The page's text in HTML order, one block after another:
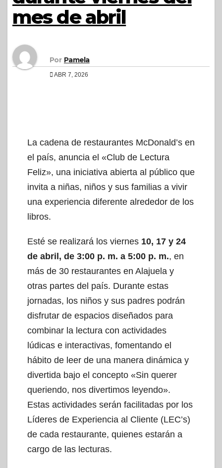
mes de abril
Por Pamela
ABR 7, 2026
La cadena de restaurantes McDonald’s en
el país, anuncia el «Club de Lectura
Feliz», una iniciativa abierta al público que
invita a niñas, niños y sus familias a vivir
una experiencia diferente alrededor de los
libros.
Esté se realizará los viernes 10, 17 y 24
de abril, de 3:00 p. m. a 5:00 p. m., en
más de 30 restaurantes en Alajuela y
otras partes del país. Durante estas
jornadas, los niños y sus padres podrán
disfrutar de espacios diseñados para
combinar la lectura con actividades
lúdicas e interactivas, fomentando el
hábito de leer de una manera dinámica y
divertida bajo el concepto «Sin querer
queriendo, nos divertimos leyendo».
Estas actividades serán facilitadas por los
Líderes de Experiencia al Cliente (LEC’s)
de cada restaurante, quienes estarán a
cargo de las lecturas.